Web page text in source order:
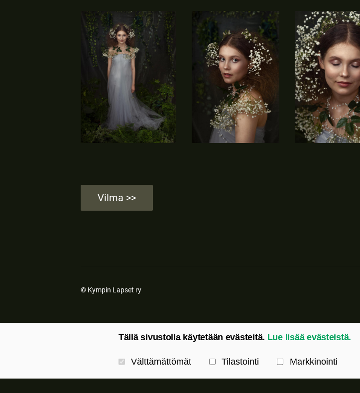
Vilma >>
© Kympin Lapset ry
Tällä sivustolla käytetään evästeitä. Lue lisää evästeistä.
Valitse käytettävät evästeet
Välttämättömät Tilastointi Markkinointi